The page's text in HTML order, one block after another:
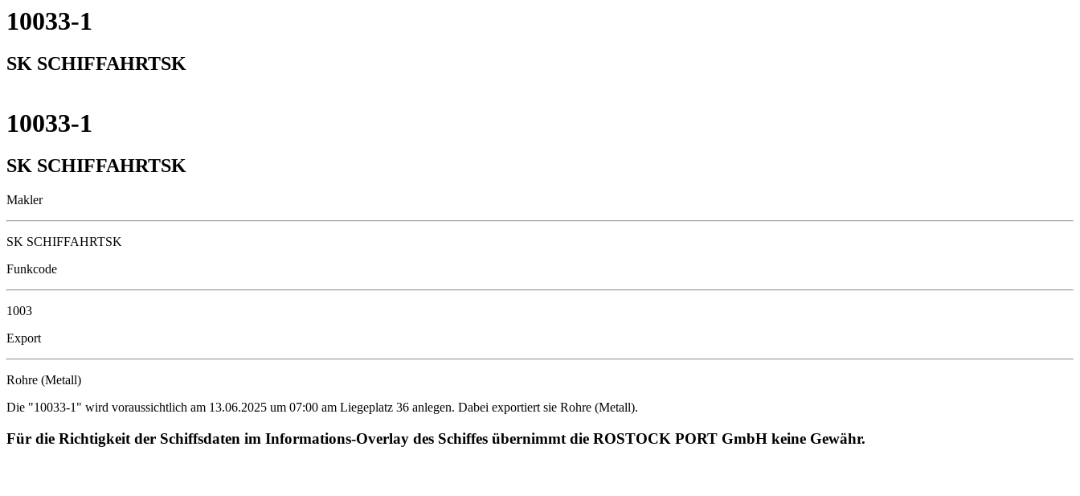
10033-1
SK SCHIFFAHRTSK
10033-1
SK SCHIFFAHRTSK
Makler
SK SCHIFFAHRTSK
Funkcode
1003
Export
Rohre (Metall)
Die "10033-1" wird voraussichtlich am 13.06.2025 um 07:00 am Liegeplatz 36 anlegen. Dabei exportiert sie Rohre (Metall).
Für die Richtigkeit der Schiffsdaten im Informations-Overlay des Schiffes übernimmt die ROSTOCK PORT GmbH keine Gewähr.